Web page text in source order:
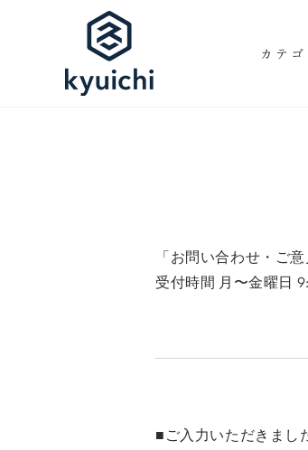
コンテンツにスキッ
カテ
「お問い合わせ・ご
受付時間 月〜金曜日
■ご入力いただきまし